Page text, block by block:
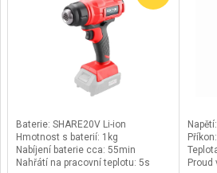
Baterie: SHARE20V Li-ion
Hmotnost s baterií: 1kg
Nabíjení baterie cca: 55min
Nahřátí na pracovní teplotu: 5s
Proud